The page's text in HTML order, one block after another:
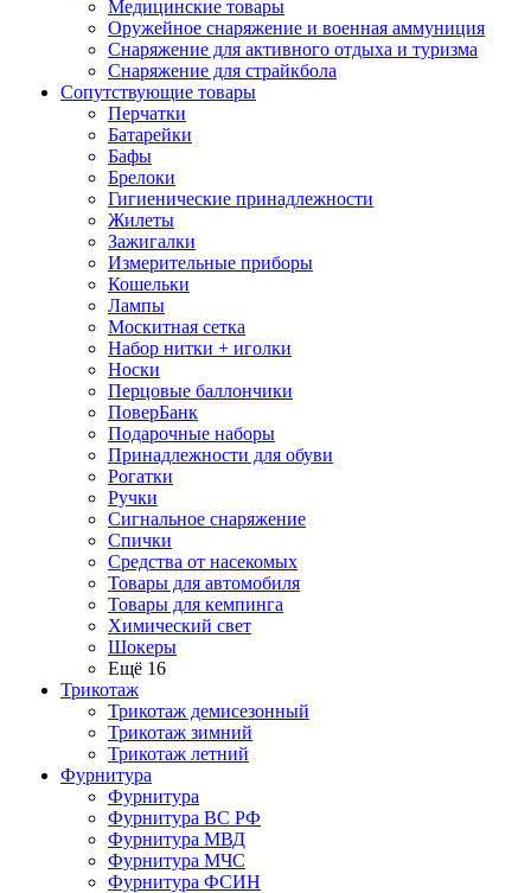
Медицинские товары
Оружейное снаряжение и военная аммуниция
Снаряжение для активного отдыха и туризма
Снаряжение для страйкбола
Сопутствующие товары
Перчатки
Батарейки
Бафы
Брелоки
Гигиенические принадлежности
Жилеты
Зажигалки
Измерительные приборы
Кошельки
Лампы
Москитная сетка
Набор нитки + иголки
Носки
Перцовые баллончики
ПоверБанк
Подарочные наборы
Принадлежности для обуви
Рогатки
Ручки
Сигнальное снаряжение
Спички
Средства от насекомых
Товары для автомобиля
Товары для кемпинга
Химический свет
Шокеры
Ещё 16
Трикотаж
Трикотаж демисезонный
Трикотаж зимний
Трикотаж летний
Фурнитура
Фурнитура
Фурнитура ВС РФ
Фурнитура МВД
Фурнитура МЧС
Фурнитура ФСИН